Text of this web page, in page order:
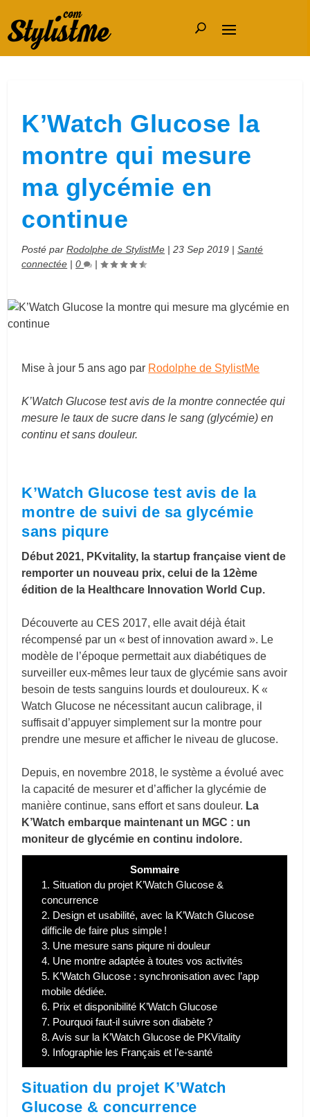
K’Watch Glucose la
montre qui mesure
ma glycémie en
continue
Posté parRodolphe de StylistMe |23 Sep 2019 |Santé
connectée |0 |
Mise à jour5 ans ago par Rodolphe de StylistMe
K’Watch Glucose test avis de la montre connectée qui
mesure le taux de sucre dans le sang (glycémie) en
continu et sans douleur.
K’Watch Glucose test avis de la
montre de suivi de sa glycémie
sans piqure
Début 2021, PKvitality, la startup française vient de
remporter un nouveau prix, celui de la 12​ème​
édition de la Healthcare Innovation World Cup.
Découverte au CES 2017, elle avait déjà était
récompensé par un « best of innovation award ». Le
modèle de l’époque permettait aux diabétiques de
surveiller eux-mêmes leur taux de glycémie sans avoir
besoin de tests sanguins lourds et douloureux. K «
Watch Glucose ne nécessitant aucun calibrage, il
suffisait d’appuyer simplement sur la montre pour
prendre une mesure et afficher le niveau de glucose.
Depuis, en novembre 2018, le système a évolué avec
la capacité de mesurer et d’afficher la glycémie de
manière continue, sans effort et sans douleur. La
K’Watch embarque maintenant un MGC : un
moniteur de glycémie en continu indolore.
Sommaire
1. Situation du projet K’Watch Glucose &
concurrence
2. Design et usabilité, avec la K’Watch Glucose
difficile de faire plus simple !
3. Une mesure sans piqure ni douleur
4. Une montre adaptée à toutes vos activités
5. K’Watch Glucose : synchronisation avec l’app
mobile dédiée.
6. Prix et disponibilité K’Watch Glucose
7. Pourquoi faut-il suivre son diabète ?
8. Avis sur la K’Watch Glucose de PKVitality
9. Infographie les Français et l’e-santé
Situation du projet K’Watch
Glucose & concurrence